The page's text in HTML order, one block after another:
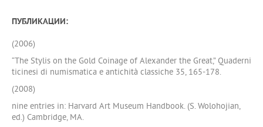
ПУБЛИКАЦИИ:
(2006)
“The Stylis on the Gold Coinage of Alexander the Great,” Quaderni
ticinesi di numismatica e antichità classiche 35, 165-178.
(2008)
nine entries in: Harvard Art Museum Handbook. (S. Wolohojian,
ed.) Cambridge, MA.